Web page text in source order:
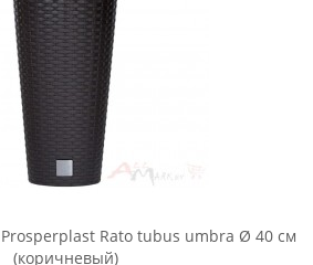
Rato tubus umbra Ø 40 см
(коричневый)